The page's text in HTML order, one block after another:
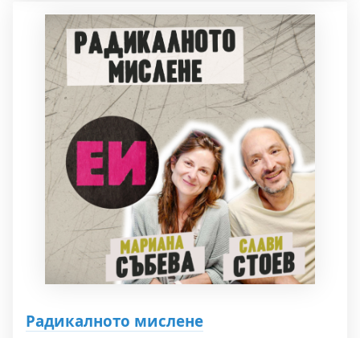
Радикалното мислене